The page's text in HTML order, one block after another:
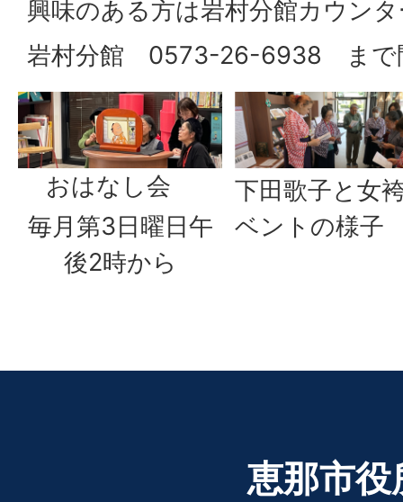
興味のある方は岩村分館カウン
岩村分館 0573-26-6938 まで
おはなし会
毎月第3日曜日午
後2時から
下田歌子と女
ベントの様子
恵那市役